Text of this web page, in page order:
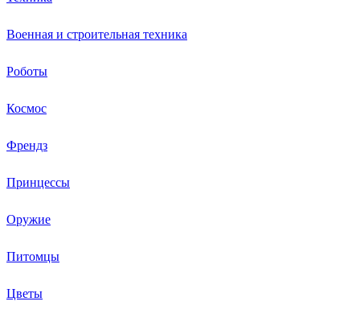
Военная и строительная техника
Роботы
Космос
Френдз
Принцессы
Оружие
Питомцы
Цветы